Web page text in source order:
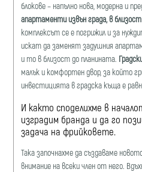
блокове – напълно нова, модерна и
апартаменти извън града, в
комплексът се е погрижил и за
искат да заменят задушния
и то в близост до планината.
малък и комфортен двор, за който
инвестицията в градска къща е
И както споделихме в
изградим бранда и да го
задача на фрийковете.
Така започнахме да създаваме
внимание на всеки член от него.